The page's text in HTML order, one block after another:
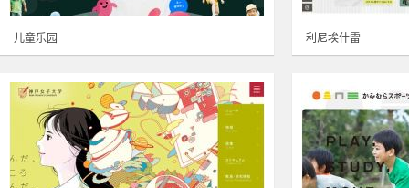
儿童乐园 利尼埃什雷